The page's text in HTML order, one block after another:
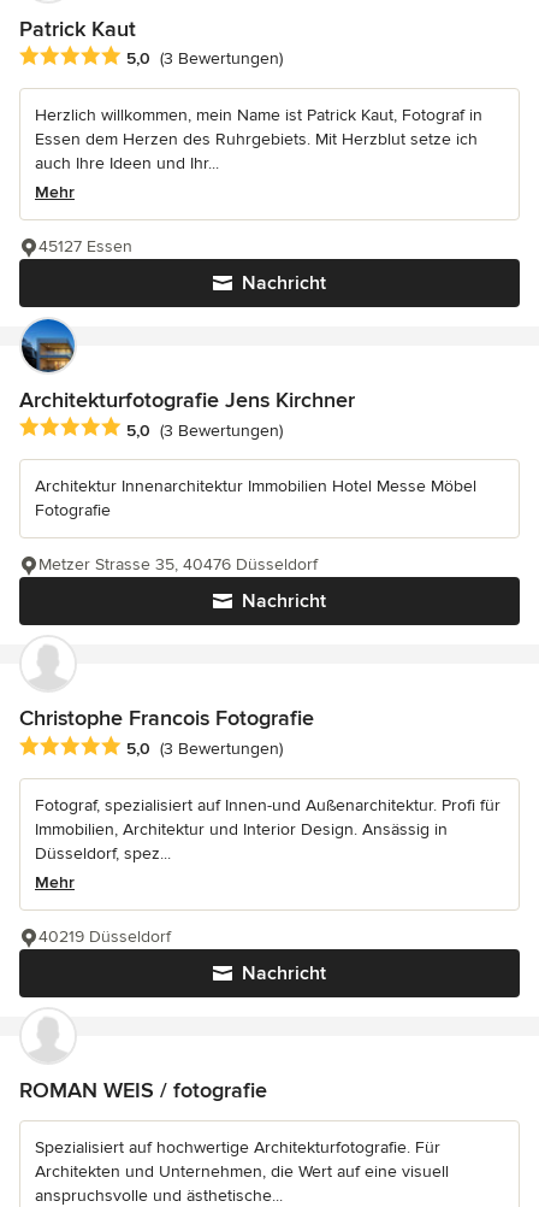
Patrick Kaut
Durchschnittliche Bewertung: 5 von 5 Sternen
5,0 (3 Bewertungen)
Herzlich willkommen, mein Name ist Patrick Kaut, Fotograf in
Essen dem Herzen des Ruhrgebiets. Mit Herzblut setze ich
auch Ihre Ideen und Ihr...
Mehr
Nachricht
45127 Essen
Architekturfotografie Jens Kirchner
Durchschnittliche Bewertung: 5 von 5 Sternen
5,0 (3 Bewertungen)
Architektur Innenarchitektur Immobilien Hotel Messe Möbel
Fotografie
Nachricht
Metzer Strasse 35, 40476 Düsseldorf
Christophe Francois Fotografie
Durchschnittliche Bewertung: 5 von 5 Sternen
5,0 (3 Bewertungen)
Fotograf, spezialisiert auf Innen-und Außenarchitektur. Profi für
Immobilien, Architektur und Interior Design. Ansässig in
Düsseldorf, spez...
Mehr
Nachricht
40219 Düsseldorf
ROMAN WEIS / fotografie
Spezialisiert auf hochwertige Architekturfotografie. Für
Architekten und Unternehmen, die Wert auf eine visuell
anspruchsvolle und ästhetische...